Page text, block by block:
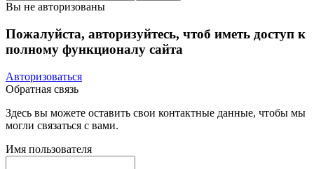
Вы не авторизованы
Пожалуйста, авторизуйтесь, чтоб иметь доступ к
полному функционалу сайта
Авторизоваться
Обратная связь
Здесь вы можете оставить свои контактные данные, чтобы мы
могли связаться с вами.
Имя пользователя